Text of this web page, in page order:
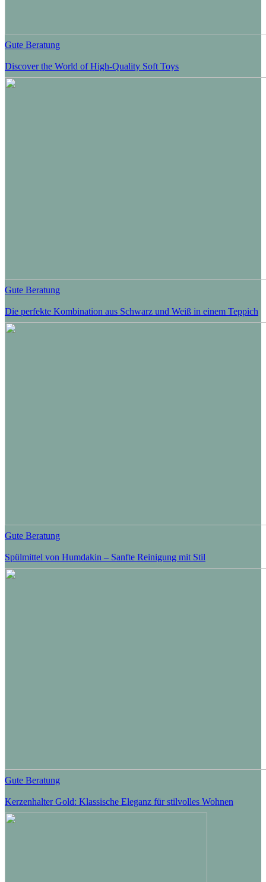
Gute Beratung
Discover the World of High-Quality Soft Toys
Gute Beratung
Die perfekte Kombination aus Schwarz und Weiß in einem Teppich
Gute Beratung
Spülmittel von Humdakin – Sanfte Reinigung mit Stil
Gute Beratung
Kerzenhalter Gold: Klassische Eleganz für stilvolles Wohnen